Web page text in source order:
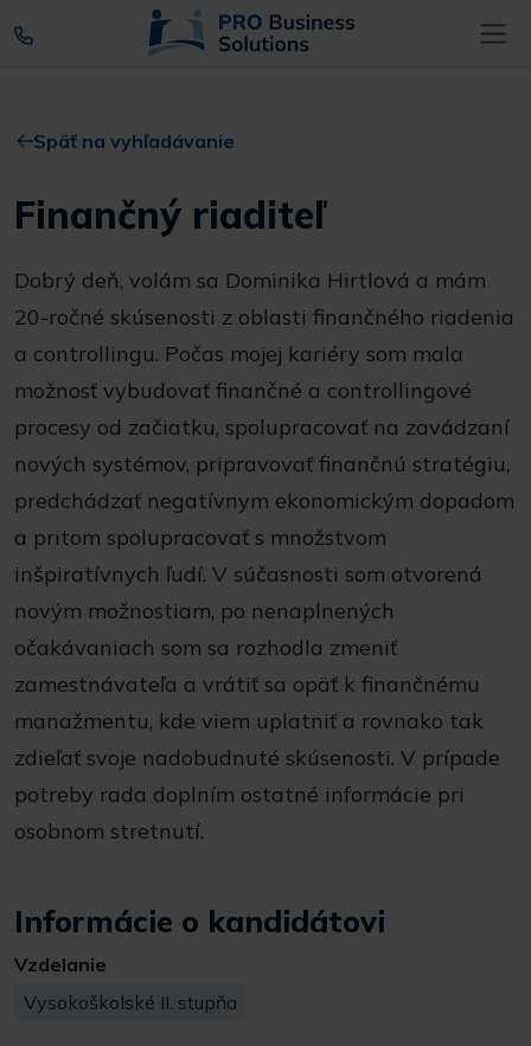
Späť na vyhľadávanie
Finančný riaditeľ
Dobrý deň, volám sa Dominika Hirtlová a mám
20-ročné skúsenosti z oblasti finančného riadenia
a controllingu. Počas mojej kariéry som mala
možnosť vybudovať finančné a controllingové
procesy od začiatku, spolupracovať na zavádzaní
nových systémov, pripravovať finančnú stratégiu,
predchádzať negatívnym ekonomickým dopadom
a pritom spolupracovať s množstvom
inšpiratívnych ľudí. V súčasnosti som otvorená
novým možnostiam, po nenaplnených
očakávaniach som sa rozhodla zmeniť
zamestnávateľa a vrátiť sa opäť k finančnému
manažmentu, kde viem uplatniť a rovnako tak
zdieľať svoje nadobudnuté skúsenosti. V prípade
potreby rada doplním ostatné informácie pri
osobnom stretnutí.
Informácie o kandidátovi
Vzdelanie
Vysokoškolské II. stupňa